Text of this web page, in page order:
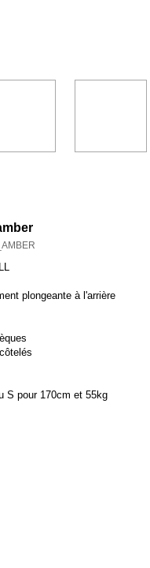
plongeante à l'arrière
S pour 170cm et 55kg